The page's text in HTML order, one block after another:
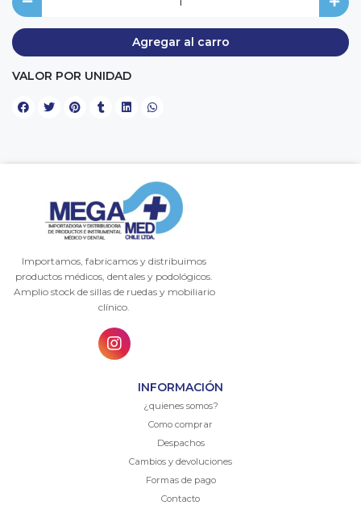
Agregar al carro
VALOR POR UNIDAD
Importamos, fabricamos y distribuimos
productos médicos, dentales y podológicos.
Amplio stock de sillas de ruedas y mobiliario
clínico.
INFORMACIÓN
¿quienes somos?
Como comprar
Despachos
Cambios y devoluciones
Formas de pago
Contacto